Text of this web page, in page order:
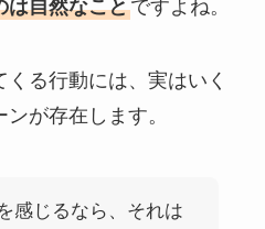
は自然なことですよね。
る行動には、実はいく
が存在します。
感じるなら、それは